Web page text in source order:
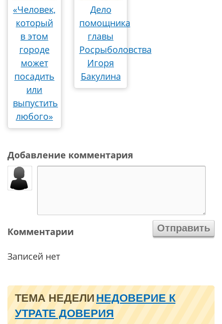
«Человек,
который
в этом
городе
может
посадить
или
выпустить
любого»
Дело
помощника
главы
Росрыболовства
Игоря
Бакулина
Добавление комментария
Комментарии
Записей нет
ТЕМА НЕДЕЛИ НЕДОВЕРИЕ К
УТРАТЕ ДОВЕРИЯ